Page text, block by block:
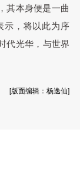
其本身便是一曲
示，将以此为序
代光华，与世界
[版面编辑：杨逸仙]